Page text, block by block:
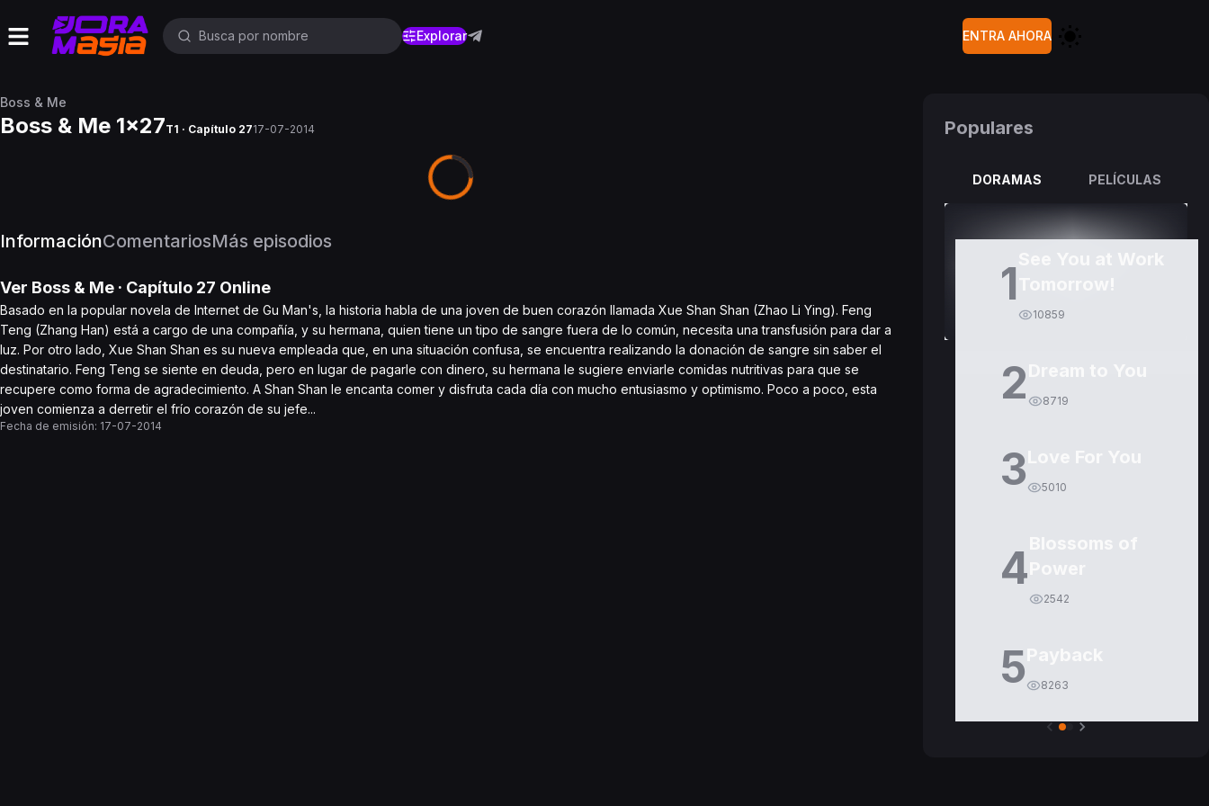
Explorar ENTRA AHORA
Boss & Me
Boss & Me 1x27T1 · Capítulo 2717-07-2014
InformaciónComentariosMás episodios
Ver Boss & Me · Capítulo 27 Online
Basado en la popular novela de Internet de Gu Man's, la historia habla de una joven de buen corazón llamada Xue Shan Shan (Zhao Li Ying). Feng
Teng (Zhang Han) está a cargo de una compañía, y su hermana, quien tiene un tipo de sangre fuera de lo común, necesita una transfusión para dar a
luz. Por otro lado, Xue Shan Shan es su nueva empleada que, en una situación confusa, se encuentra realizando la donación de sangre sin saber el
destinatario. Feng Teng se siente en deuda, pero en lugar de pagarle con dinero, su hermana le sugiere enviarle comidas nutritivas para que se
recupere como forma de agradecimiento. A Shan Shan le encanta comer y disfruta cada día con mucho entusiasmo y optimismo. Poco a poco, esta
joven comienza a derretir el frío corazón de su jefe...
Fecha de emisión: 17-07-2014
Populares
DORAMAS PELÍCULAS
1
10859
2 8719
3 5010
4
2542
5 8263